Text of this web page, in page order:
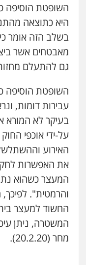
השופטת הוסיפה
היא כתוצאה
בשלב הזה אומר
מאבטחים אשר
גם להתעלם
השופטת הוסיפה
עבירות דומות,
בעיקר לא המורא
על-ידי אוכפי
האירוע
את האפשרות
המעצר כשהוא
והרמטית".
המשטרה, ניתן
מחר (20.2.20).
פלילי
עו"ד
פלילי
עורכי
עו"ד
פלילי
סמים